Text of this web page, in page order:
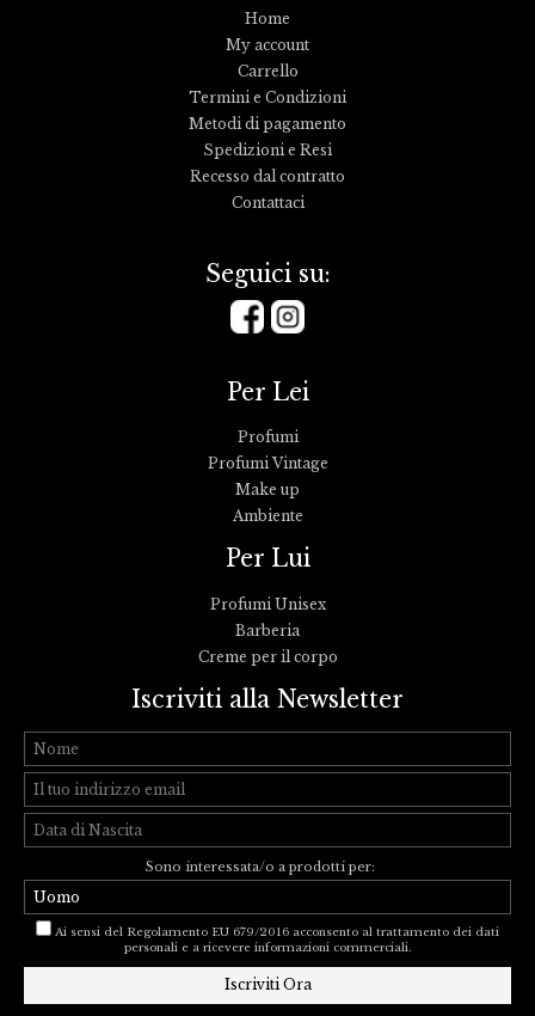
Home
My account
Carrello
Termini e Condizioni
Metodi di pagamento
Spedizioni e Resi
Recesso dal contratto
Contattaci
Seguici su:
Per Lei
Profumi
Profumi Vintage
Make up
Ambiente
Per Lui
Profumi Unisex
Barberia
Creme per il corpo
Iscriviti alla Newsletter
Sono interessata/o a prodotti per:
Ai sensi del Regolamento EU 679/2016 acconsento al trattamento dei dati
personali e a ricevere informazioni commerciali.